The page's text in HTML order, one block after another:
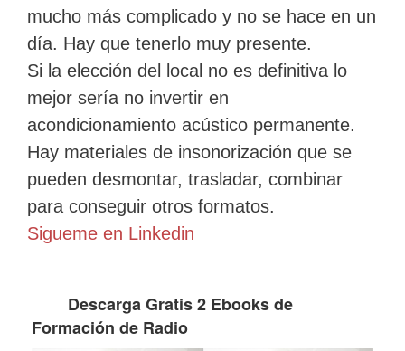
mucho más complicado y no se hace en un
día. Hay que tenerlo muy presente.
Si la elección del local no es definitiva lo
mejor sería no invertir en
acondicionamiento acústico permanente.
Hay materiales de insonorización que se
pueden desmontar, trasladar, combinar
para conseguir otros formatos.
Sigueme en Linkedin